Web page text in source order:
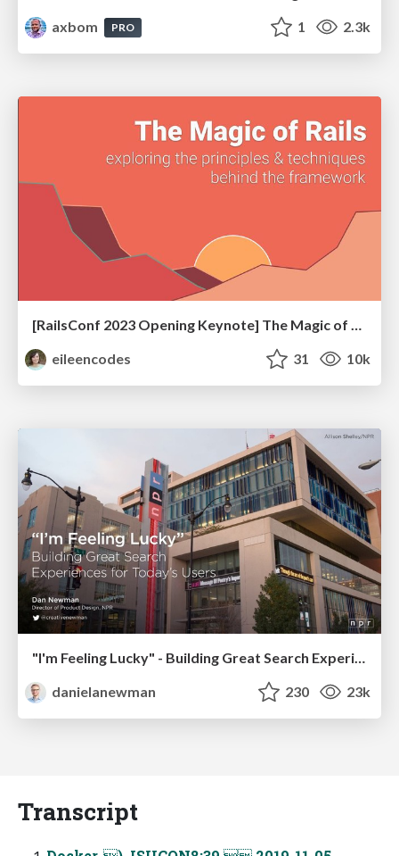
axbom
PRO 1 2.3k
[RailsConf 2023 Opening Keynote] The Magic of Rails
eileencodes
31 10k
danielanewman
230 23k
Transcript